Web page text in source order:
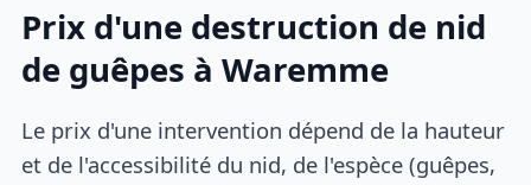
Prix d'une destruction de nid
de guêpes à Waremme
Le prix d'une intervention dépend de la hauteur
et de l'accessibilité du nid, de l'espèce (guêpes,